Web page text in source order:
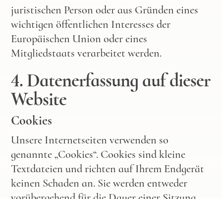
juristischen Person oder aus Gründen eines
wichtigen öffentlichen Interesses der
Europäischen Union oder eines
Mitgliedstaats verarbeitet werden.
4. Datenerfassung auf dieser
Website
Cookies
Unsere Internetseiten verwenden so
genannte „Cookies“. Cookies sind kleine
Textdateien und richten auf Ihrem Endgerät
keinen Schaden an. Sie werden entweder